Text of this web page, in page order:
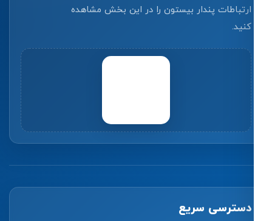
ارتباطات پندار بیستون را در این بخش مشاهده
کنید.
دسترسی سریع